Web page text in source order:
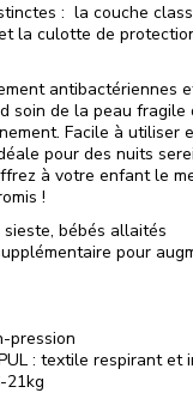
: la couche
la culotte de
antibactériennes
soin de la peau
Facile à utiliser
pour des nuits
à votre enfant le
!
bébés allaités
pour
pression
: textile respirant et
21kg